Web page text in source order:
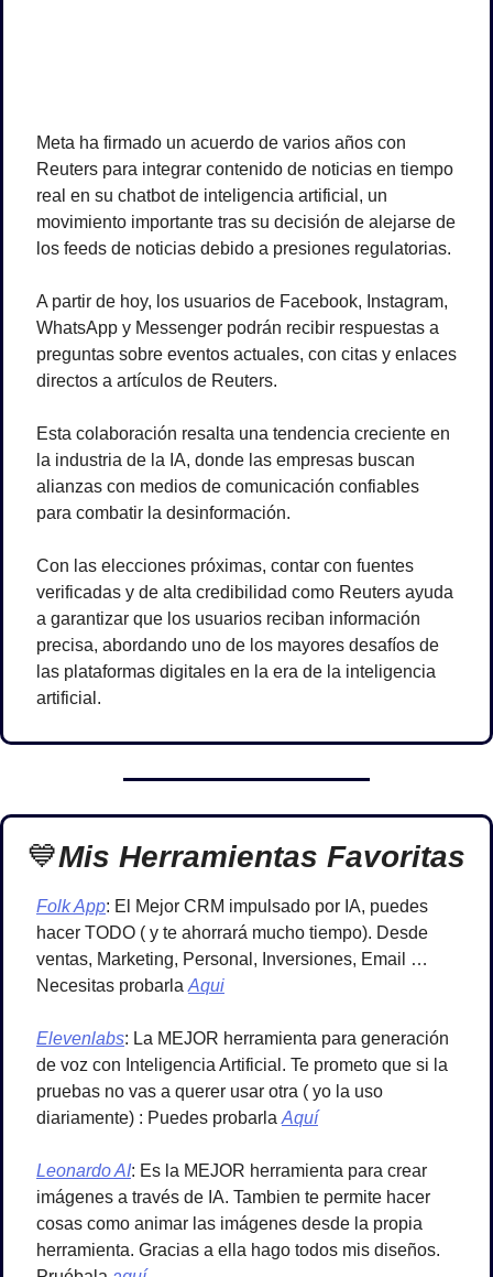
Meta ha firmado un acuerdo de varios años con
Reuters para integrar contenido de noticias en tiempo
real en su chatbot de inteligencia artificial, un
movimiento importante tras su decisión de alejarse de
los feeds de noticias debido a presiones regulatorias.
A partir de hoy, los usuarios de Facebook, Instagram,
WhatsApp y Messenger podrán recibir respuestas a
preguntas sobre eventos actuales, con citas y enlaces
directos a artículos de Reuters.
Esta colaboración resalta una tendencia creciente en
la industria de la IA, donde las empresas buscan
alianzas con medios de comunicación confiables
para combatir la desinformación.
Con las elecciones próximas, contar con fuentes
verificadas y de alta credibilidad como Reuters ayuda
a garantizar que los usuarios reciban información
precisa, abordando uno de los mayores desafíos de
las plataformas digitales en la era de la inteligencia
artificial.
💙Mis Herramientas Favoritas
Folk App: El Mejor CRM impulsado por IA, puedes
hacer TODO ( y te ahorrará mucho tiempo). Desde
ventas, Marketing, Personal, Inversiones, Email …
Necesitas probarla Aqui
Elevenlabs: La MEJOR herramienta para generación
de voz con Inteligencia Artificial. Te prometo que si la
pruebas no vas a querer usar otra ( yo la uso
diariamente) : Puedes probarla Aquí
Leonardo AI: Es la MEJOR herramienta para crear
imágenes a través de IA. Tambien te permite hacer
cosas como animar las imágenes desde la propia
herramienta. Gracias a ella hago todos mis diseños.